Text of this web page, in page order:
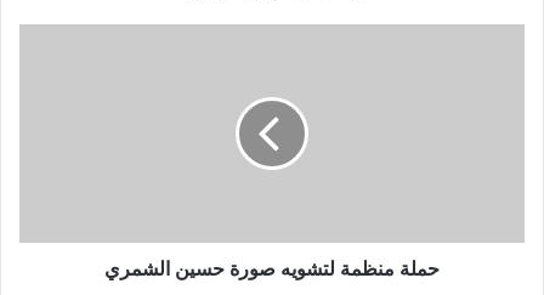
حملة منظمة لتشويه صورة حسين الشمري